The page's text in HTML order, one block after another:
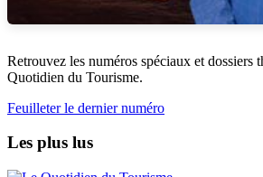
Retrouvez les numéros spéciaux et dossiers
Quotidien du Tourisme.
Feuilleter le dernier numéro
Les plus lus